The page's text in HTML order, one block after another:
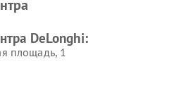
DeLonghi
DeLonghi:
площадь, 1